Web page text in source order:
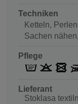
Techniken
Ketteln,
Sachen
Pflege
Lieferant
Stoklasa